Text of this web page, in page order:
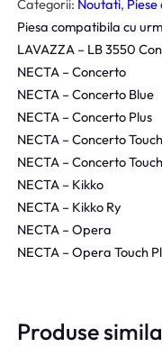
Categorii: Noutati, Piese
Piesa compatibila cu
LAVAZZA – LB 3550
NECTA – Concerto
NECTA – Concerto Blue
NECTA – Concerto Plus
NECTA – Concerto Touch
NECTA – Concerto
NECTA – Kikko
NECTA – Kikko Ry
NECTA – Opera
NECTA – Opera Touch
Produse